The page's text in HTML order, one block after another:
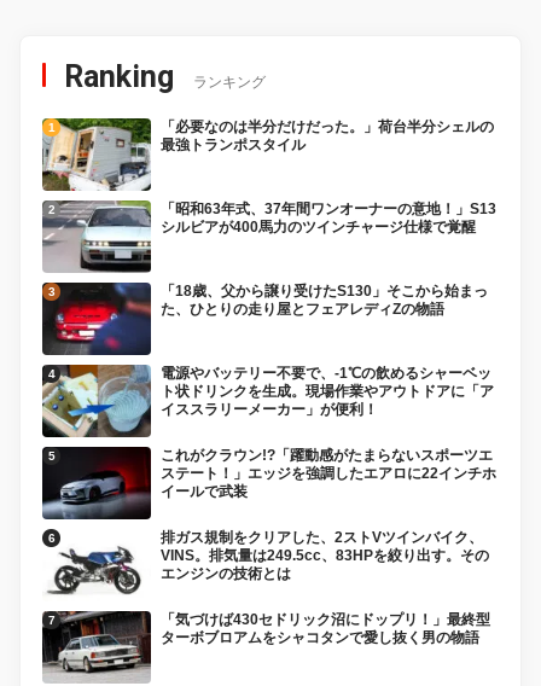
Ranking ランキング
「必要なのは半分だけだった。」荷台半分シェルの
最強トランポスタイル
「昭和63年式、37年間ワンオーナーの意地！」S13
シルビアが400馬力のツインチャージ仕様で覚醒
「18歳、父から譲り受けたS130」そこから始まっ
た、ひとりの走り屋とフェアレディZの物語
電源やバッテリー不要で、-1℃の飲めるシャーベッ
ト状ドリンクを生成。現場作業やアウトドアに「ア
イススラリーメーカー」が便利！
これがクラウン!?「躍動感がたまらないスポーツエ
ステート！」エッジを強調したエアロに22インチホ
イールで武装
排ガス規制をクリアした、2ストVツインバイク、
VINS。排気量は249.5cc、83HPを絞り出す。その
エンジンの技術とは
「気づけば430セドリック沼にドップリ！」最終型
ターボブロアムをシャコタンで愛し抜く男の物語